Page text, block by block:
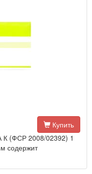
Купить
(ФСР 2008/02392) 1
содержит